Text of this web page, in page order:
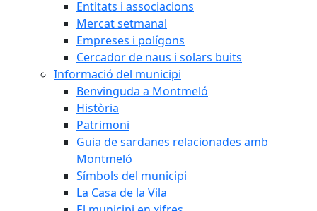
Entitats i associacions
Mercat setmanal
Empreses i polígons
Cercador de naus i solars buits
Informació del municipi
Benvinguda a Montmeló
Història
Patrimoni
Guia de sardanes relacionades amb
Montmeló
Símbols del municipi
La Casa de la Vila